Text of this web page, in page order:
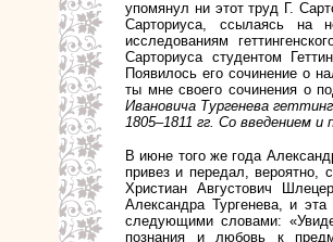
упомянул ни этот труд Г.
Сарториуса, ссылаясь на
исследованиям
Сарториуса студентом
Появилось его сочинение о
ты мне своего сочинения о
Ивановича Тургенева
1805–1811 гг. Со введением
В июне того же года
привез и передал, вероятно,
Христиан Августович
Александра Тургенева, и
следующими словами:
познания и любовь к